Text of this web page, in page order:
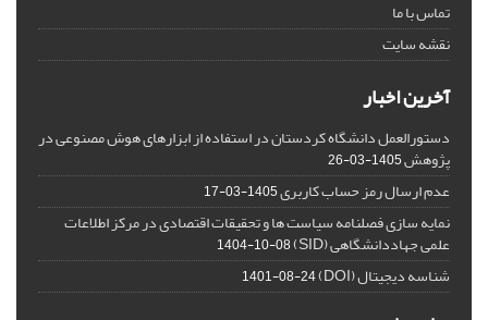
تماس با ما
نقشه سایت
آخرین اخبار
دستورالعمل دانشگاه کردستان در استفاده از ابزارهای هوش مصنوعی در
پژوهش1405-03-26
عدم ارسال رمز حساب کاربری1405-03-17
نمایه سازی فصلنامه سیاست ها و تحقیقات اقتصادی در مرکز اطلاعات
علمی جهاددانشگاهی (SID) 1404-10-08
شناسه دیجیتال (DOI) 1401-08-24